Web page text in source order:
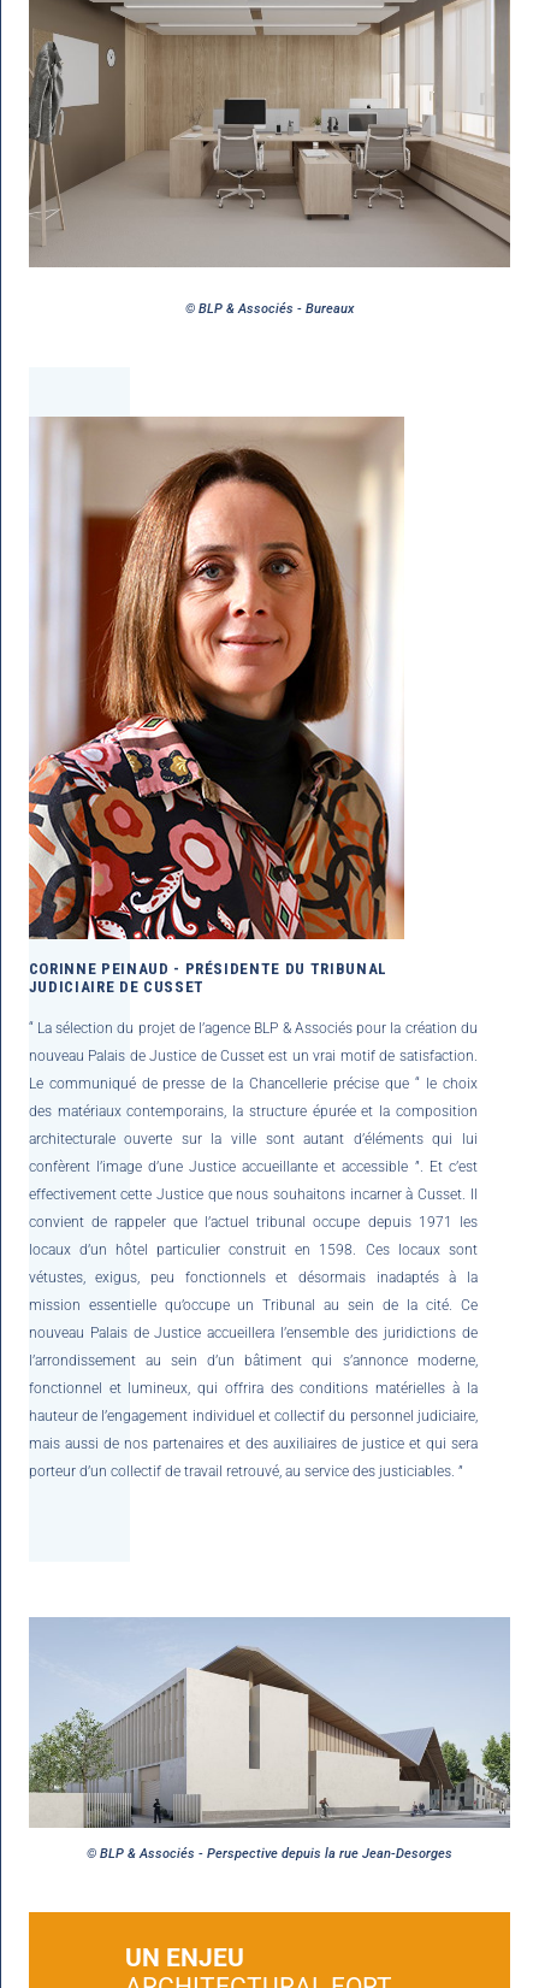
© BLP & Associés - Bureaux
CORINNE PEINAUD - PRÉSIDENTE DU TRIBUNAL
JUDICIAIRE DE CUSSET
“ La sélection du projet de l’agence BLP & Associés pour la création du
nouveau Palais de Justice de Cusset est un vrai motif de satisfaction.
Le communiqué de presse de la Chancellerie précise que “ le choix
des matériaux contemporains, la structure épurée et la composition
architecturale ouverte sur la ville sont autant d’éléments qui lui
confèrent l’image d’une Justice accueillante et accessible ”. Et c’est
effectivement cette Justice que nous souhaitons incarner à Cusset. Il
convient de rappeler que l’actuel tribunal occupe depuis 1971 les
locaux d’un hôtel particulier construit en 1598. Ces locaux sont
vétustes, exigus, peu fonctionnels et désormais inadaptés à la
mission essentielle qu’occupe un Tribunal au sein de la cité. Ce
nouveau Palais de Justice accueillera l’ensemble des juridictions de
l’arrondissement au sein d’un bâtiment qui s’annonce moderne,
fonctionnel et lumineux, qui offrira des conditions matérielles à la
hauteur de l’engagement individuel et collectif du personnel judiciaire,
mais aussi de nos partenaires et des auxiliaires de justice et qui sera
porteur d’un collectif de travail retrouvé, au service des justiciables. ”
© BLP & Associés - Perspective depuis la rue Jean-Desorges
UN ENJEU